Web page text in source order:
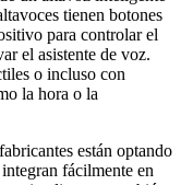
tienen botones
para controlar el
el asistente de voz.
o incluso con
la hora o la
están optando
fácilmente en